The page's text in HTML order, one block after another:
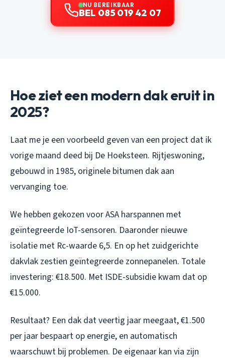
NU BEREIKBAAR
BEL 085 019 42 07
Hoe ziet een modern dak eruit in
2025?
Laat me je een voorbeeld geven van een project dat ik
vorige maand deed bij De Hoeksteen. Rijtjeswoning,
gebouwd in 1985, originele bitumen dak aan
vervanging toe.
We hebben gekozen voor ASA harspannen met
geïntegreerde IoT-sensoren. Daaronder nieuwe
isolatie met Rc-waarde 6,5. En op het zuidgerichte
dakvlak zestien geïntegreerde zonnepanelen. Totale
investering: €18.500. Met ISDE-subsidie kwam dat op
€15.000.
Resultaat? Een dak dat veertig jaar meegaat, €1.500
per jaar bespaart op energie, en automatisch
waarschuwt bij problemen. De eigenaar kan via zijn